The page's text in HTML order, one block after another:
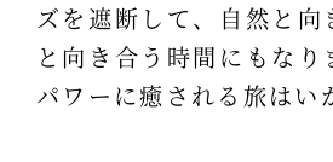
ズを遮断して、自然と向
と向き合う時間にもなり
パワーに癒される旅はい